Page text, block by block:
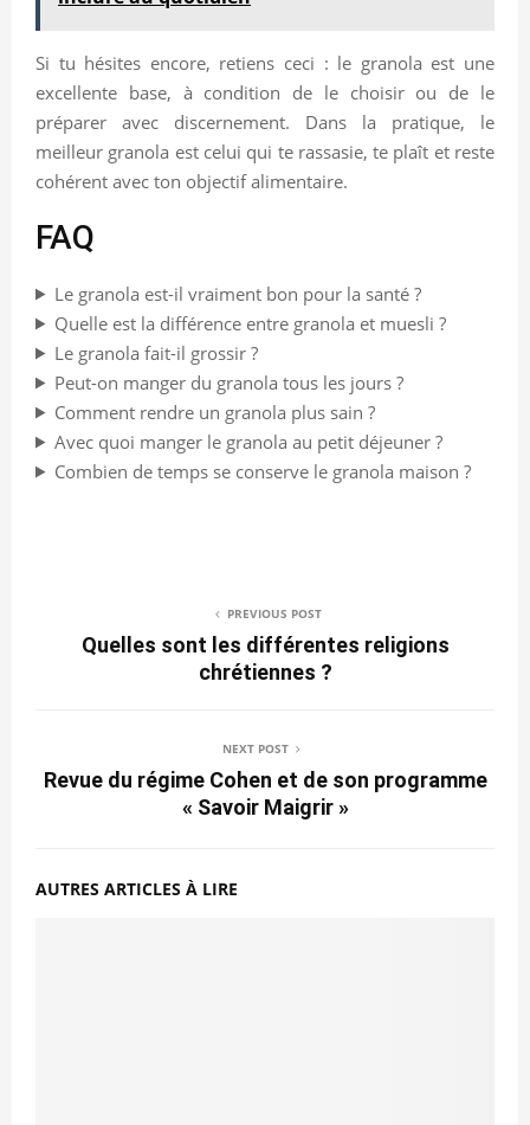
Si tu hésites encore, retiens ceci : le granola est une
excellente base, à condition de le choisir ou de le
préparer avec discernement. Dans la pratique, le
meilleur granola est celui qui te rassasie, te plaît et reste
cohérent avec ton objectif alimentaire.
FAQ
Le granola est-il vraiment bon pour la santé ?
Quelle est la différence entre granola et muesli ?
Le granola fait-il grossir ?
Peut-on manger du granola tous les jours ?
Comment rendre un granola plus sain ?
Avec quoi manger le granola au petit déjeuner ?
Combien de temps se conserve le granola maison ?
PREVIOUS POST
Quelles sont les différentes religions
chrétiennes ?
NEXT POST
Revue du régime Cohen et de son programme
« Savoir Maigrir »
AUTRES ARTICLES À LIRE